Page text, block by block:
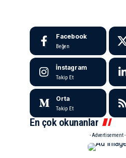
Facebook
Beğen
İnstagram
Takip Et
Orta
Takip Et
En çok okunanlar
- Advertisement -